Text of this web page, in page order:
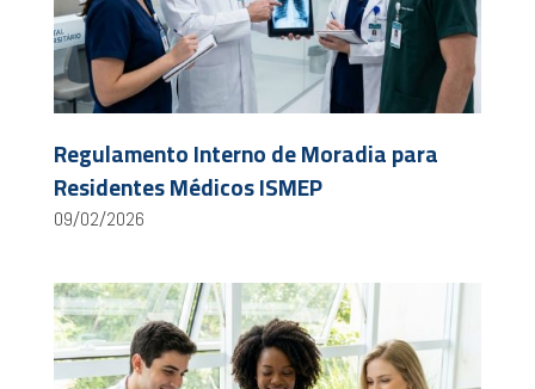
Regulamento Interno de Moradia para
Residentes Médicos ISMEP
09/02/2026